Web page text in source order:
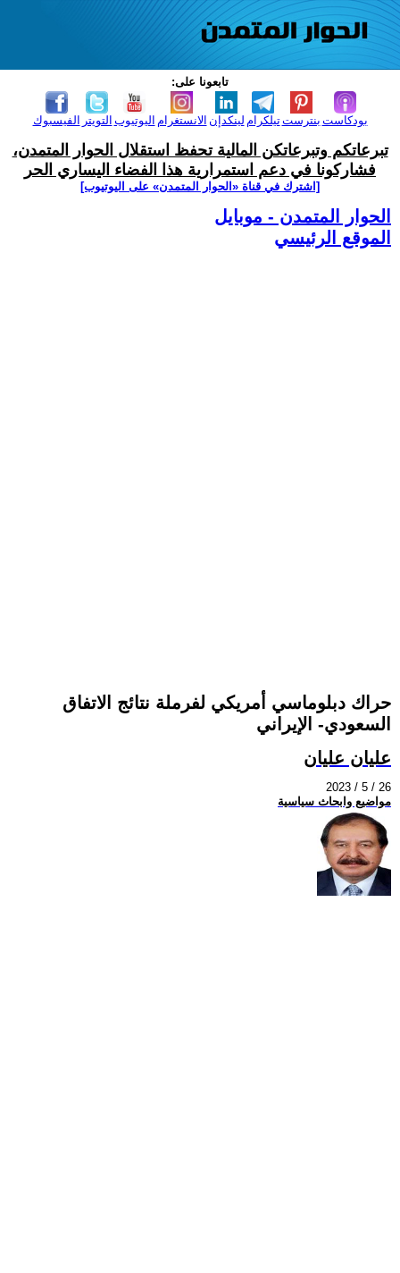
تابعونا على:
الفيسبوك التويتر اليوتيوب الانستغرام لينكدإن تيلكرامبنترست بودكاست
تبرعاتكم وتبرعاتكن المالية تحفظ استقلال الحوار المتمدن،
فشاركونا في دعم استمرارية هذا الفضاء اليساري الحر
[اشترك في قناة ‫«الحوار المتمدن» على اليوتيوب]
الحوار المتمدن - موبايل
الموقع الرئيسي
حراك دبلوماسي أمريكي لفرملة نتائج الاتفاق
السعودي- الإيراني
عليان عليان
2023 / 5 / 26
مواضيع وابحاث سياسية